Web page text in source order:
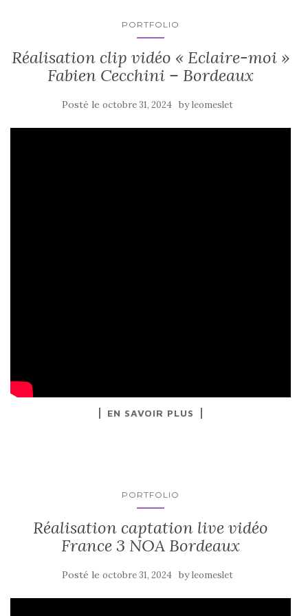
PORTFOLIO
Réalisation clip vidéo « Eclaire-moi »
Fabien Cecchini – Bordeaux
Posté le octobre 31, 2024 byleomeslet
EN SAVOIR PLUS
PORTFOLIO
Réalisation captation live vidéo
France 3 NOA Bordeaux
Posté le octobre 31, 2024 byleomeslet